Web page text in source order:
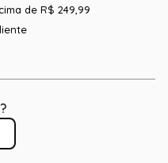
de R$ 249,99